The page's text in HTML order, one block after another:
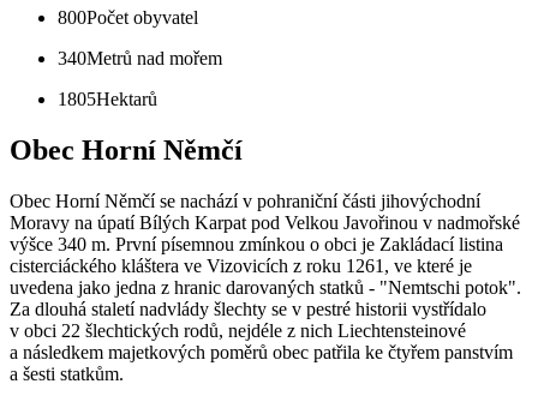
800Počet obyvatel
340Metrů nad mořem
1805Hektarů
Obec Horní Němčí
Obec Horní Němčí se nachází v pohraniční části jihovýchodní
Moravy na úpatí Bílých Karpat pod Velkou Javořinou v nadmořské
výšce 340 m. První písemnou zmínkou o obci je Zakládací listina
cisterciáckého kláštera ve Vizovicích z roku 1261, ve které je
uvedena jako jedna z hranic darovaných statků - "Nemtschi potok".
Za dlouhá staletí nadvlády šlechty se v pestré historii vystřídalo
v obci 22 šlechtických rodů, nejdéle z nich Liechtensteinové
a následkem majetkových poměrů obec patřila ke čtyřem panstvím
a šesti statkům.